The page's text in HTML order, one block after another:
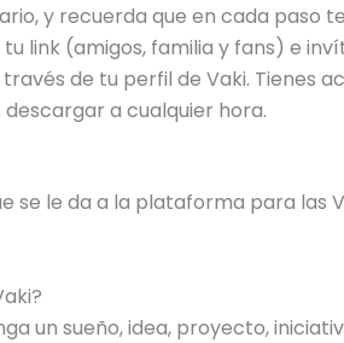
y recuerda que en cada paso
link (amigos, familia y fans) e
de tu perfil de Vaki. Tienes
a cualquier hora.
se le da a la plataforma para las
un sueño, idea, proyecto,